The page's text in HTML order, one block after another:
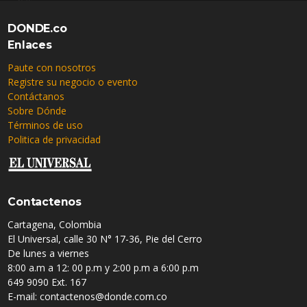
DONDE.co
Enlaces
Paute con nosotros
Registre su negocio o evento
Contáctanos
Sobre Dónde
Términos de uso
Politica de privacidad
Contactenos
Cartagena, Colombia
El Universal, calle 30 N° 17-36, Pie del Cerro
De lunes a viernes
8:00 a.m a 12: 00 p.m y 2:00 p.m a 6:00 p.m
649 9090 Ext. 167
E-mail: contactenos@donde.com.co